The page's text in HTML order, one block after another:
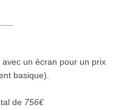
un écran pour un prix
basique).
de 756€